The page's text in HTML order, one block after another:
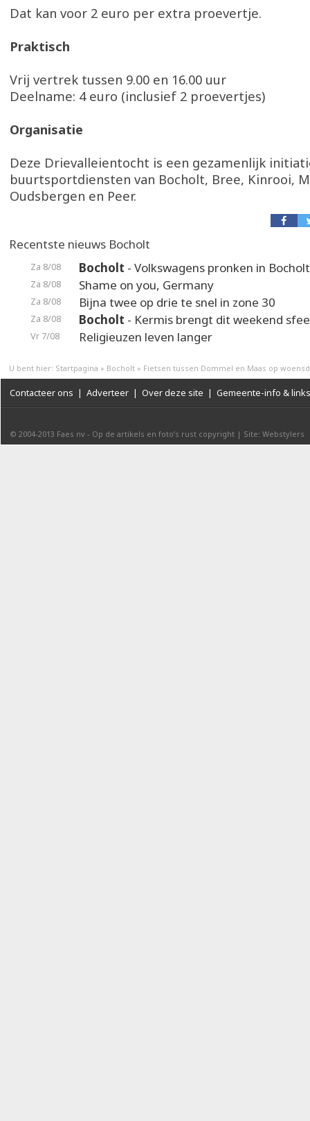
Dat kan voor 2 euro per extra proevertje.
Praktisch
Vrij vertrek tussen 9.00 en 16.00 uur
Deelname: 4 euro (inclusief 2 proevertjes)
Organisatie
Deze Drievalleientocht is een gezamenlijk
buurtsportdiensten van Bocholt, Bree, Kinrooi,
Oudsbergen en Peer.
Recentste nieuws Bocholt
Za 8/08 Bocholt - Volkswagens pronken in Bocholt
Za 8/08 Shame on you, Germany
Za 8/08 Bijna twee op drie te snel in zone 30
Za 8/08 Bocholt - Kermis brengt dit weekend
Vr 7/08 Religieuzen leven langer
U bent hier: Startpagina » Bocholt » Fietsen tussen Dommel en Maas op
Contacteer ons | Adverteer | Over deze site | Gemeente-info & links
© 2004-2013 Faes nv - Op de artikels en foto’s rust copyright | Site: Webstylers